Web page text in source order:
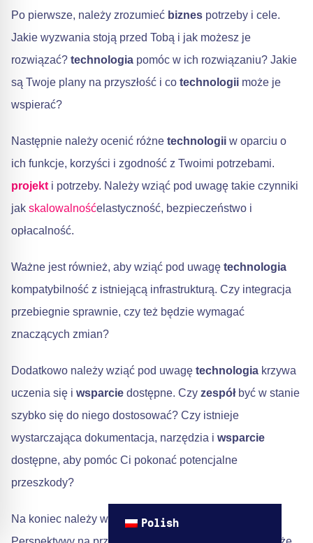
Po pierwsze, należy zrozumieć biznes potrzeby i cele.
Jakie wyzwania stoją przed Tobą i jak możesz je
rozwiązać? technologia pomóc w ich rozwiązaniu? Jakie
są Twoje plany na przyszłość i co technologii może je
wspierać?
Następnie należy ocenić różne technologii w oparciu o
ich funkcje, korzyści i zgodność z Twoimi potrzebami.
projekt i potrzeby. Należy wziąć pod uwagę takie czynniki
jak skalowalnośćelastyczność, bezpieczeństwo i
opłacalność.
Ważne jest również, aby wziąć pod uwagę technologia
kompatybilność z istniejącą infrastrukturą. Czy integracja
przebiegnie sprawnie, czy też będzie wymagać
znaczących zmian?
Dodatkowo należy wziąć pod uwagę technologia krzywa
uczenia się i wsparcie dostępne. Czy zespółbyć w stanie
szybko się do niego dostosować? Czy istnieje
wystarczająca dokumentacja, narzędzia i wsparcie
dostępne, aby pomóc Ci pokonać potencjalne
przeszkody?
Na koniec należy wziąć pod uwagę
Polish